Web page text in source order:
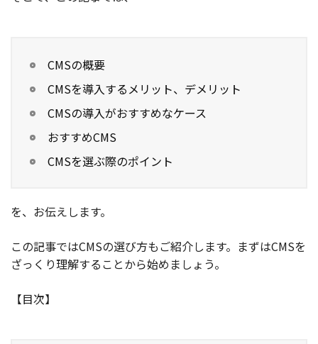
CMSの概要
CMSを導入するメリット、デメリット
CMSの導入がおすすめなケース
おすすめCMS
CMSを選ぶ際のポイント
を、お伝えします。
この記事ではCMSの選び方もご紹介します。まずはCMSを
ざっくり理解することから始めましょう。
【目次】